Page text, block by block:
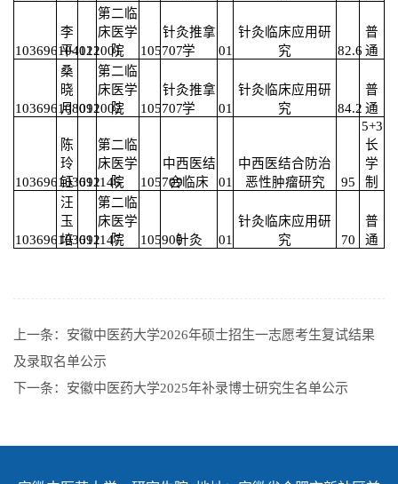
103696104121001
李
平 012
第二临
床医学
院
105707
针灸推拿
学
01
针灸临床应用研
究
82.6
普
通
103696108091002
桑
晓
月 012
第二临
床医学
院
105707
针灸推拿
学
01
针灸临床应用研
究
84.2
普
通
103696103691146
陈
玲
钰 012
第二临
床医学
院
105709
中西医结
合临床
01
中西医结合防治
恶性肿瘤研究
95
5+3
长
学
制
103696103691147
汪
玉
培 012
第二临
床医学
院
105900针灸 01
针灸临床应用研
究
70
普
通
上一条： 安徽中医药大学2026年硕士招生一志愿考生复试结果
及录取名单公示
下一条： 安徽中医药大学2025年补录博士研究生名单公示